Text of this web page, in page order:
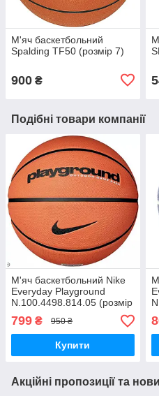
М'яч баскетбольний
Spalding TF50 (розмір 7)
900 ₴
Подібні товари компанії
М'яч баскетбольний Nike
Everyday Playground
N.100.4498.814.05 (розмір
5)
799 ₴ 950 ₴
Купити
Акційні пропозиції та